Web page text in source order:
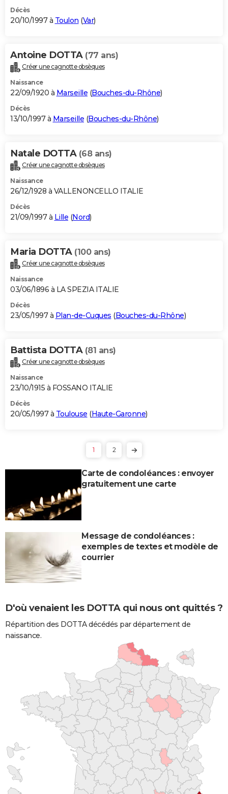
Décès
20/10/1997 à Toulon (Var)
Antoine DOTTA (77 ans)
Créer une cagnotte obsèques
Naissance
22/09/1920 à Marseille (Bouches-du-Rhône)
Décès
13/10/1997 à Marseille (Bouches-du-Rhône)
Natale DOTTA (68 ans)
Créer une cagnotte obsèques
Naissance
26/12/1928 à VALLENONCELLO ITALIE
Décès
21/09/1997 à Lille (Nord)
Maria DOTTA (100 ans)
Créer une cagnotte obsèques
Naissance
03/06/1896 à LA SPEZIA ITALIE
Décès
23/05/1997 à Plan-de-Cuques (Bouches-du-Rhône)
Battista DOTTA (81 ans)
Créer une cagnotte obsèques
Naissance
23/10/1915 à FOSSANO ITALIE
Décès
20/05/1997 à Toulouse (Haute-Garonne)
1 2
Carte de condoléances : envoyer
gratuitement une carte
Message de condoléances :
exemples de textes et modèle de
courrier
D'où venaient les DOTTA qui nous ont quittés ?
Répartition des DOTTA décédés par département de
naissance.